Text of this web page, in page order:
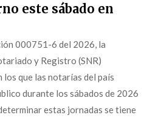
este sábado en
000751-6 del 2026, la
y Registro (SNR)
que las notarías del país
durante los sábados de 2026
estas jornadas se tiene